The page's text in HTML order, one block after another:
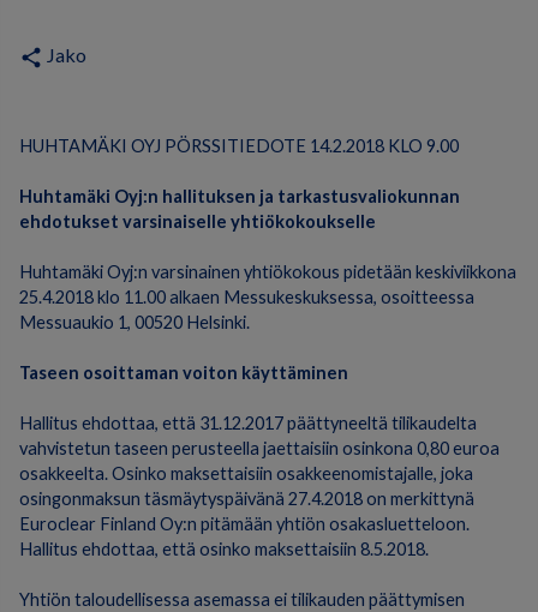
share Jako
HUHTAMÄKI OYJ PÖRSSITIEDOTE 14.2.2018 KLO 9.00
Huhtamäki Oyj:n hallituksen ja tarkastusvaliokunnan
ehdotukset varsinaiselle yhtiökokoukselle
Huhtamäki Oyj:n varsinainen yhtiökokous pidetään keskiviikkona
25.4.2018 klo 11.00 alkaen Messukeskuksessa, osoitteessa
Messuaukio 1, 00520 Helsinki.
Taseen osoittaman voiton käyttäminen
Hallitus ehdottaa, että 31.12.2017 päättyneeltä tilikaudelta
vahvistetun taseen perusteella jaettaisiin osinkona 0,80 euroa
osakkeelta. Osinko maksettaisiin osakkeenomistajalle, joka
osingonmaksun täsmäytyspäivänä 27.4.2018 on merkittynä
Euroclear Finland Oy:n pitämään yhtiön osakasluetteloon.
Hallitus ehdottaa, että osinko maksettaisiin 8.5.2018.
Yhtiön taloudellisessa asemassa ei tilikauden päättymisen